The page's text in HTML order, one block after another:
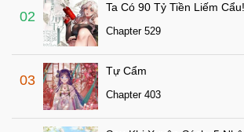
02
Ta Có 90 Tỷ Tiền Liếm Cẩu!
Chapter 529
03
Tự Cẩm
Chapter 403